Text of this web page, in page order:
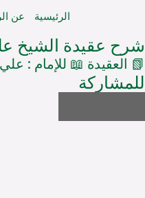
المحتوى
الرئيسية عن
شرح عقيدة الشيخ
📗 العقيدة 📖 للإمام :
للمشاركة